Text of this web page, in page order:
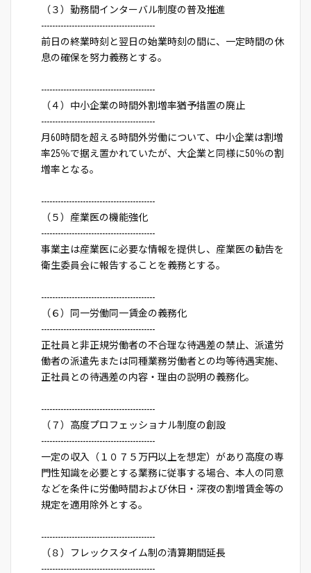
（３）勤務間インターバル制度の普及推進
-----------------------------------------
前日の終業時刻と翌日の始業時刻の間に、一定時間の休
息の確保を努力義務とする。
-----------------------------------------
（４）中小企業の時間外割増率猶予措置の廃止
-----------------------------------------
月60時間を超える時間外労働について、中小企業は割増
率25％で据え置かれていたが、大企業と同様に50％の割
増率となる。
-----------------------------------------
（５）産業医の機能強化
-----------------------------------------
事業主は産業医に必要な情報を提供し、産業医の勧告を
衛生委員会に報告することを義務とする。
-----------------------------------------
（６）同一労働同一賃金の義務化
-----------------------------------------
正社員と非正規労働者の不合理な待遇差の禁止、派遣労
働者の派遣先または同種業務労働者との均等待遇実施、
正社員との待遇差の内容・理由の説明の義務化。
-----------------------------------------
（７）高度プロフェッショナル制度の創設
-----------------------------------------
一定の収入（１０７５万円以上を想定）があり高度の専
門性知識を必要とする業務に従事する場合、本人の同意
などを条件に労働時間および休日・深夜の割増賃金等の
規定を適用除外とする。
-----------------------------------------
（８）フレックスタイム制の清算期間延長
-----------------------------------------